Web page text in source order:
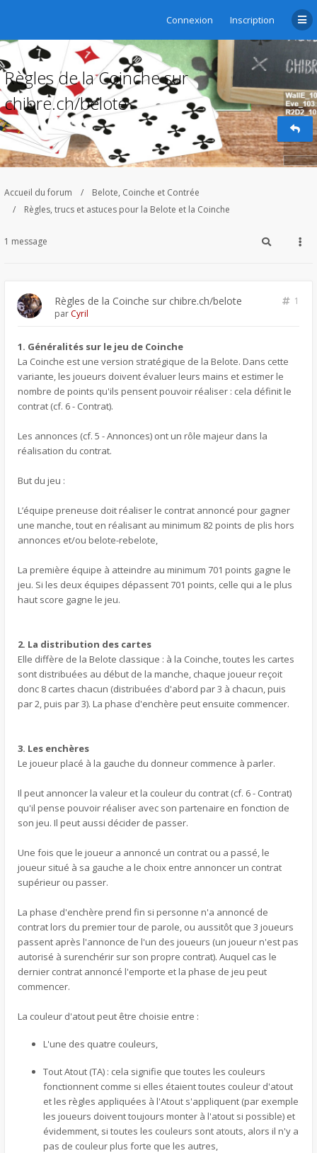
Connexion Inscription
Règles de la Coinche sur
chibre.ch/belote
Accueil du forum
Belote, Coinche et Contrée
Règles, trucs et astuces pour la Belote et la Coinche
1 message
Règles de la Coinche sur chibre.ch/belote
1
par Cyril
1. Généralités sur le jeu de Coinche
La Coinche est une version stratégique de la Belote. Dans cette
variante, les joueurs doivent évaluer leurs mains et estimer le
nombre de points qu'ils pensent pouvoir réaliser : cela définit le
contrat (cf. 6 - Contrat).
Les annonces (cf. 5 - Annonces) ont un rôle majeur dans la
réalisation du contrat.
But du jeu :
L’équipe preneuse doit réaliser le contrat annoncé pour gagner
une manche, tout en réalisant au minimum 82 points de plis hors
annonces et/ou belote-rebelote,
La première équipe à atteindre au minimum 701 points gagne le
jeu. Si les deux équipes dépassent 701 points, celle qui a le plus
haut score gagne le jeu.
2. La distribution des cartes
Elle diffère de la Belote classique : à la Coinche, toutes les cartes
sont distribuées au début de la manche, chaque joueur reçoit
donc 8 cartes chacun (distribuées d'abord par 3 à chacun, puis
par 2, puis par 3). La phase d'enchère peut ensuite commencer.
3. Les enchères
Le joueur placé à la gauche du donneur commence à parler.
Il peut annoncer la valeur et la couleur du contrat (cf. 6 - Contrat)
qu'il pense pouvoir réaliser avec son partenaire en fonction de
son jeu. Il peut aussi décider de passer.
Une fois que le joueur a annoncé un contrat ou a passé, le
joueur situé à sa gauche a le choix entre annoncer un contrat
supérieur ou passer.
La phase d'enchère prend fin si personne n'a annoncé de
contrat lors du premier tour de parole, ou aussitôt que 3 joueurs
passent après l'annonce de l'un des joueurs (un joueur n'est pas
autorisé à surenchérir sur son propre contrat). Auquel cas le
dernier contrat annoncé l'emporte et la phase de jeu peut
commencer.
La couleur d'atout peut être choisie entre :
L'une des quatre couleurs,
Tout Atout (TA) : cela signifie que toutes les couleurs
fonctionnent comme si elles étaient toutes couleur d'atout
et les règles appliquées à l'Atout s'appliquent (par exemple
les joueurs doivent toujours monter à l'atout si possible) et
évidemment, si toutes les couleurs sont atouts, alors il n'y a
pas de couleur plus forte que les autres,